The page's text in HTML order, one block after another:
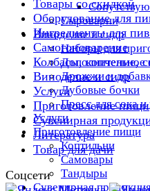
Сыроварни
Виноделие и сидр
Наборы для
Дополнительное
Дрожжи и
Дубовые бочки
Пресс для сока и
Услуги
Приготовление пищи
Коптильни
Самовары
Тандыры
Сувенирная
Товары со скидкой
Оборудование для
Ингредиенты для
Самогоноварение
Колбасы, копчение,
Виноделие и сидр
Услуги
Приготовление пищи
Сувенирная
Литература
Товар для дачи
Соцсети